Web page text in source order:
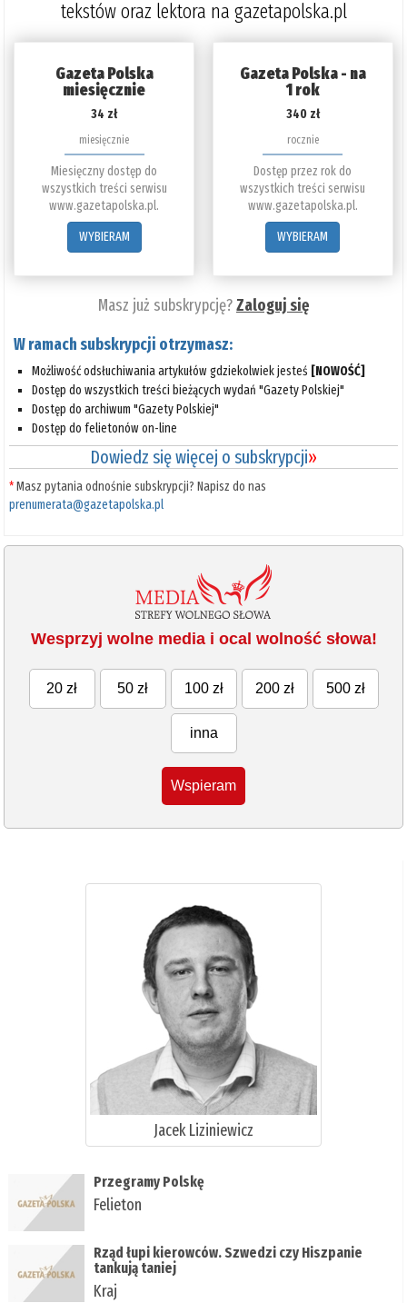
tekstów oraz lektora na gazetapolska.pl
Gazeta Polska
miesięcznie
34 zł
miesięcznie
Miesięczny dostęp do
wszystkich treści serwisu
www.gazetapolska.pl.
WYBIERAM
Gazeta Polska - na
1 rok
340 zł
rocznie
Dostęp przez rok do
wszystkich treści serwisu
www.gazetapolska.pl.
WYBIERAM
Masz już subskrypcję?Zaloguj się
W ramach subskrypcji otrzymasz:
Możliwość odsłuchiwania artykułów gdziekolwiek jesteś [NOWOŚĆ]
Dostęp do wszystkich treści bieżących wydań "Gazety Polskiej"
Dostęp do archiwum "Gazety Polskiej"
Dostęp do felietonów on-line
Dowiedz się więcej o subskrypcji»
*Masz pytania odnośnie subskrypcji? Napisz do nas
prenumerata@gazetapolska.pl
Wesprzyj wolne media i ocal wolność słowa!
20 zł 50 zł 100 zł 200 zł 500 zł
inna
Wspieram
Jacek Liziniewicz
Przegramy Polskę
Felieton
Rząd łupi kierowców. Szwedzi czy Hiszpanie
tankują taniej
Kraj